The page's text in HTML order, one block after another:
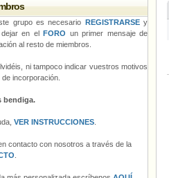
grupo es necesario REGISTRARSEy
dejar en el FORO un primer mensaje de
al resto de miembros.
ni tampoco indicar vuestros motivos
incorporación.
bendiga.
VER INSTRUCCIONES
contacto con nosotros a través de la